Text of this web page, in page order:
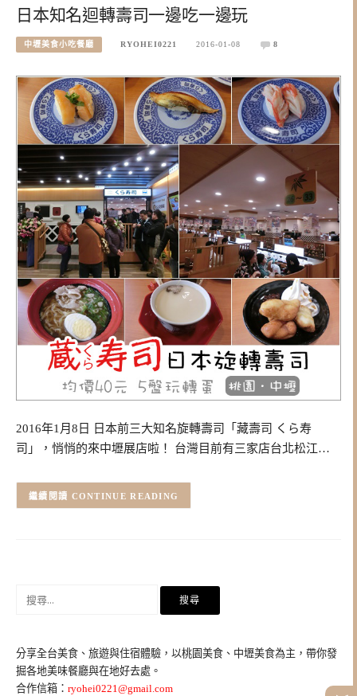
日本知名迴轉壽司一邊吃一邊玩
中壢美食小吃餐廳 RYOHEI0221 2016-01-08 8
2016年1月8日 日本前三大知名旋轉壽司「藏壽司 くら寿
司」，悄悄的來中壢展店啦！ 台灣目前有三家店台北松江…
CONTINUE READING
字:
分享全台美食、旅遊與住宿體驗，以桃園美食、中壢美食為主，帶你發
掘各地美味餐廳與在地好去處。
合作信箱： ryohei0221@gmail.com